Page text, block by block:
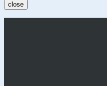
close